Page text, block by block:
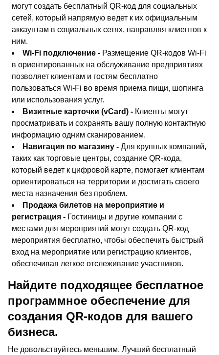
могут создать бесплатный QR-код для социальных
сетей, который напрямую ведет к их официальным
аккаунтам в социальных сетях, направляя клиентов к
ним.
Wi-Fi подключение - Размещение QR-кодов Wi-Fi
в ориентированных на обслуживание предприятиях
позволяет клиентам и гостям бесплатно
пользоваться Wi-Fi во время приема пищи, шопинга
или использования услуг.
Визитные карточки (vCard) - Клиенты могут
просматривать и сохранять вашу полную контактную
информацию одним сканированием.
Навигация по магазину - Для крупных компаний,
таких как торговые центры, создание QR-кода,
который ведет к цифровой карте, помогает клиентам
ориентироваться на территории и достигать своего
места назначения без проблем.
Продажа билетов на мероприятие и
регистрация - Гостиницы и другие компании с
местами для мероприятий могут создать QR-код
мероприятия бесплатно, чтобы обеспечить быстрый
вход на мероприятие или регистрацию клиентов,
обеспечивая легкое отслеживание участников.
Найдите подходящее бесплатное
программное обеспечение для
создания QR-кодов для вашего
бизнеса.
Не довольствуйтесь меньшим. Лучший бесплатный